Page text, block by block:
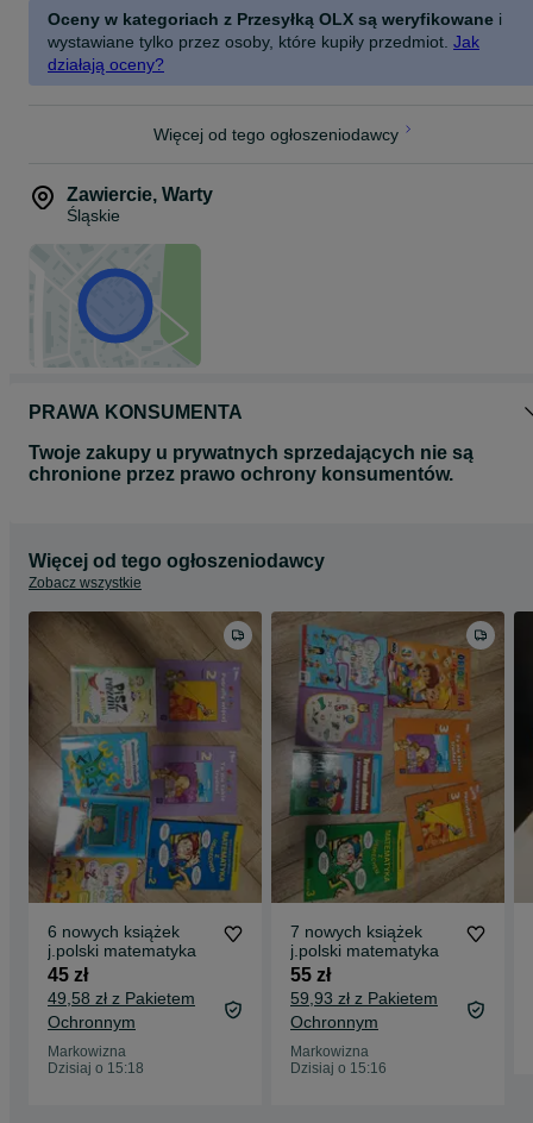
Oceny w kategoriach z Przesyłką OLX są weryfikowane i
wystawiane tylko przez osoby, które kupiły przedmiot. Jak
działają oceny?
Więcej od tego ogłoszeniodawcy
Zawiercie, Warty
Śląskie
PRAWA KONSUMENTA
Twoje zakupy u prywatnych sprzedających nie są
chronione przez prawo ochrony konsumentów.
Więcej od tego ogłoszeniodawcy
Zobacz wszystkie
6 nowych książek
j.polski matematyka
45 zł
49,58 zł z Pakietem
Ochronnym
Markowizna
Dzisiaj o 15:18
7 nowych książek
j.polski matematyka
55 zł
59,93 zł z Pakietem
Ochronnym
Markowizna
Dzisiaj o 15:16